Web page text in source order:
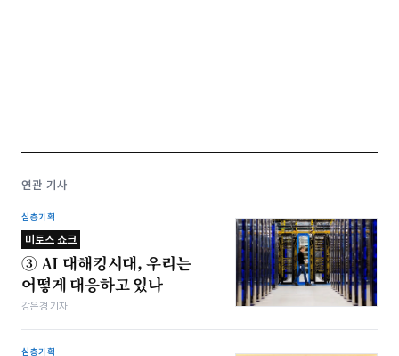
연관 기사
심층기획
미토스 쇼크
③ AI 대해킹시대, 우리는
어떻게 대응하고 있나
강은경 기자
심층기획